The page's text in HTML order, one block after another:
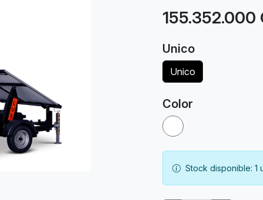
155.352.000
Unico
Unico
Color
Stock disponible: 1